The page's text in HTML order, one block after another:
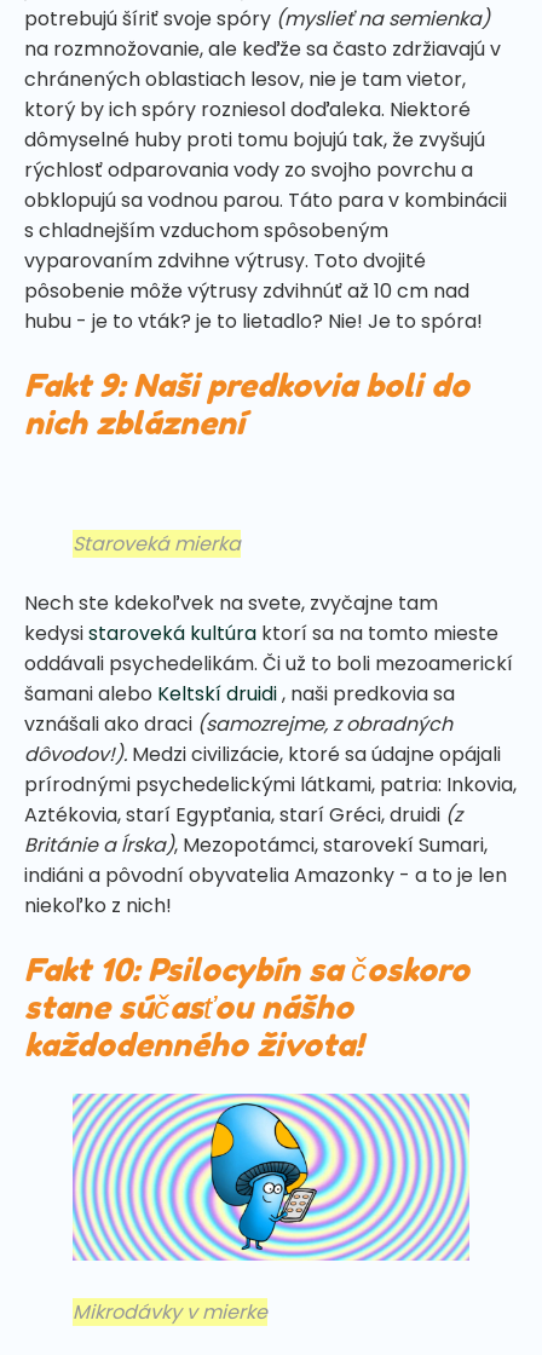
potrebujú šíriť svoje spóry (myslieť na semienka)
na rozmnožovanie, ale keďže sa často zdržiavajú v
chránených oblastiach lesov, nie je tam vietor,
ktorý by ich spóry rozniesol doďaleka. Niektoré
dômyselné huby proti tomu bojujú tak, že zvyšujú
rýchlosť odparovania vody zo svojho povrchu a
obklopujú sa vodnou parou. Táto para v kombinácii
s chladnejším vzduchom spôsobeným
vyparovaním zdvihne výtrusy. Toto dvojité
pôsobenie môže výtrusy zdvihnúť až 10 cm nad
hubu - je to vták? je to lietadlo? Nie! Je to spóra!
Fakt 9: Naši predkovia boli do
nich zbláznení
Staroveká mierka
Nech ste kdekoľvek na svete, zvyčajne tam
kedysistaroveká kultúra ktorí sa na tomto mieste
oddávali psychedelikám. Či už to boli mezoamerickí
šamani alebo Keltskí druidi, naši predkovia sa
vznášali ako draci (samozrejme, z obradných
dôvodov!). Medzi civilizácie, ktoré sa údajne opájali
prírodnými psychedelickými látkami, patria: Inkovia,
Aztékovia, starí Egypťania, starí Gréci, druidi (z
Británie a Írska), Mezopotámci, starovekí Sumari,
indiáni a pôvodní obyvatelia Amazonky - a to je len
niekoľko z nich!
Fakt 10: Psilocybín sa čoskoro
stane súčasťou nášho
každodenného života!
Mikrodávky v mierke